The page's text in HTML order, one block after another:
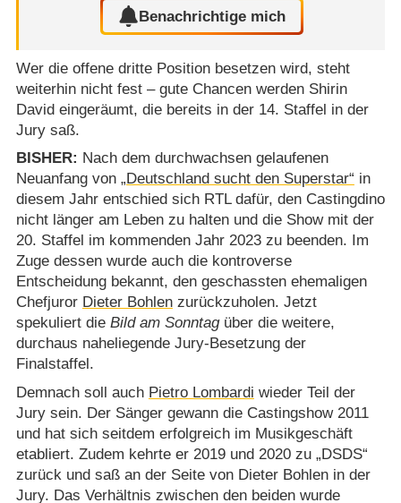
Benachrichtige mich
Wer die offene dritte Position besetzen wird, steht
weiterhin nicht fest – gute Chancen werden Shirin
David eingeräumt, die bereits in der 14. Staffel in der
Jury saß.
BISHER: Nach dem durchwachsen gelaufenen
Neuanfang von „Deutschland sucht den Superstar“ in
diesem Jahr entschied sich RTL dafür, den Castingdino
nicht länger am Leben zu halten und die Show mit der
20. Staffel im kommenden Jahr 2023 zu beenden. Im
Zuge dessen wurde auch die kontroverse
Entscheidung bekannt, den geschassten ehemaligen
Chefjuror Dieter Bohlenzurückzuholen. Jetzt
spekuliert die Bild am Sonntagüber die weitere,
durchaus naheliegende Jury-Besetzung der
Finalstaffel.
Demnach soll auch Pietro Lombardi wieder Teil der
Jury sein. Der Sänger gewann die Castingshow 2011
und hat sich seitdem erfolgreich im Musikgeschäft
etabliert. Zudem kehrte er 2019 und 2020 zu „DSDS“
zurück und saß an der Seite von Dieter Bohlen in der
Jury. Das Verhältnis zwischen den beiden wurde